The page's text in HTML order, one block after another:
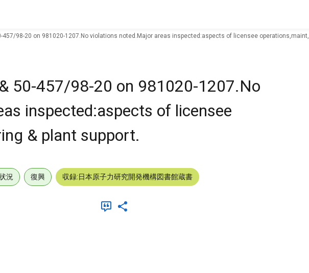
457/98-20 on 981020-1207.No violations noted.Major areas inspected:aspects of licensee
50-457/98-20 on 981020-1207.No
inspected:aspects of licensee
& plant support.
況 復興 収録:日本原子力研究開発機構図書館蔵書